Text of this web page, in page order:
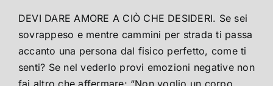
DEVI DARE AMORE A CIÒ CHE DESIDERI. Se sei
sovrappeso e mentre cammini per strada ti passa
accanto una persona dal fisico perfetto, come ti
senti? Se nel vederlo provi emozioni negative non